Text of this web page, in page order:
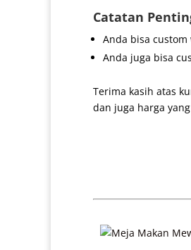
Catatan
Anda bisa
Anda juga bisa
Terima kasih atas
dan juga harga